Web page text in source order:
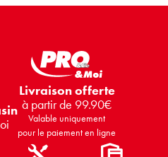
Livraison offerte
à partir de 99.90€
Valable uniquement
pour le paiement en ligne